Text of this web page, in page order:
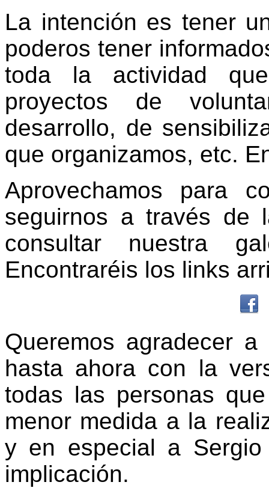
La intención es tener
poderos tener
toda la actividad
proyectos de
desarrollo, de
que organizamos, etc.
Aprovechamos para
seguirnos a través de
consultar nuestra
Encontraréis los links
Queremos agradecer
hasta ahora con la
todas las personas
menor medida a la
y en especial a
implicación.